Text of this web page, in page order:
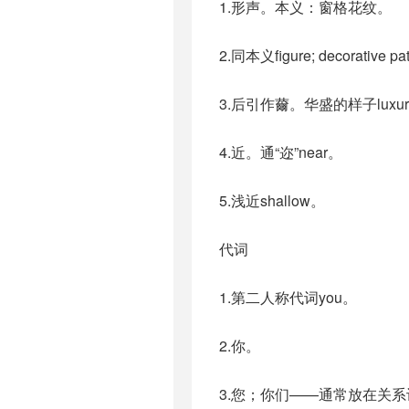
1.形声。本义：窗格花纹。
2.同本义figure; decorative
3.后引作薾。华盛的样子
4.近。通“迩”near。
5.浅近shallow。
代词
1.第二人称代词you。
2.你。
3.您；你们——通常放在关系